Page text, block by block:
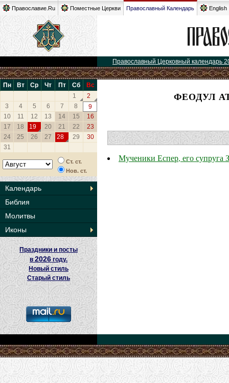
Православие.Ru Поместные Церкви Православный Календарь English
Православный Церковный календарь
Пн Вт Ср Чт Пт Сб
Вс
1
2
3
4 5 6 7 8
9
10
11 12 13 14 15
16
17
18 19 20 21 22
23
24
25 26 27 28 29
30
31
Ст. ст.
Нов. ст.
Календарь
Библия
Молитвы
Иконы
Праздники и посты
в2026 году.
Новый стиль
Старый стиль
ФЕОДУЛ
Мученики Еспер, его супруга